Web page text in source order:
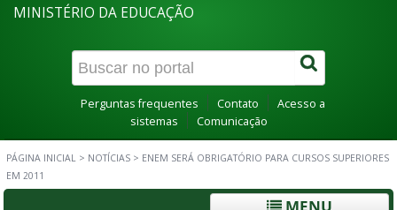
Canais
MINISTÉRIO DA EDUCAÇÃO
Perguntas frequentes Contato
Acesso a
sistemas
Comunicação
PÁGINA INICIAL > NOTÍCIAS > ENEM SERÁ OBRIGATÓRIO PARA CURSOS SUPERIORES
EM 2011